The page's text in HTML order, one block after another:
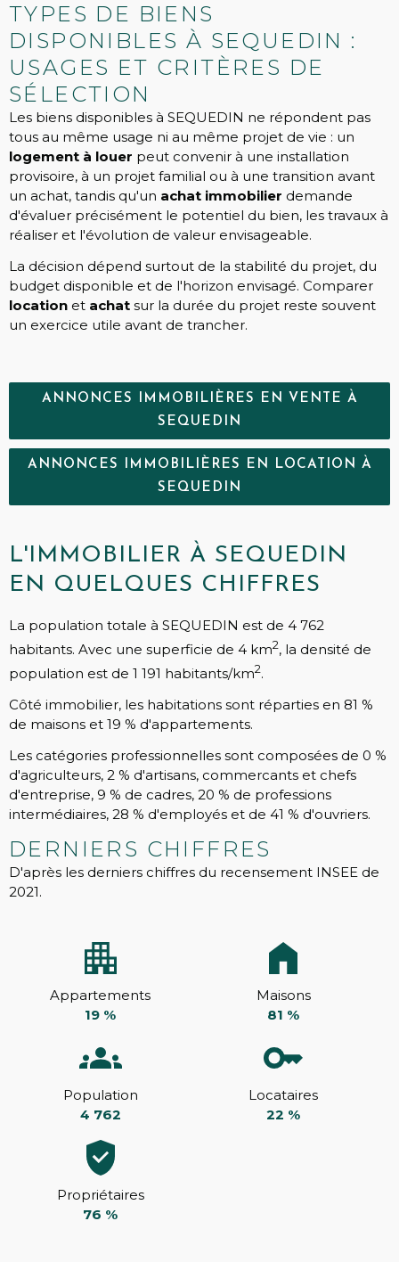
TYPES DE BIENS
DISPONIBLES À SEQUEDIN :
USAGES ET CRITÈRES DE
SÉLECTION
Les biens disponibles à SEQUEDIN ne répondent pas
tous au même usage ni au même projet de vie : un
logement à louer peut convenir à une installation
provisoire, à un projet familial ou à une transition avant
un achat, tandis qu'un achat immobilier demande
d'évaluer précisément le potentiel du bien, les travaux à
réaliser et l'évolution de valeur envisageable.
La décision dépend surtout de la stabilité du projet, du
budget disponible et de l'horizon envisagé. Comparer
location et achat sur la durée du projet reste souvent
un exercice utile avant de trancher.
ANNONCES IMMOBILIÈRES EN VENTE À
SEQUEDIN
ANNONCES IMMOBILIÈRES EN LOCATION À
SEQUEDIN
L'IMMOBILIER À SEQUEDIN
EN QUELQUES CHIFFRES
La population totale à SEQUEDIN est de 4 762
habitants. Avec une superficie de 4 km2, la densité de
population est de 1 191 habitants/km2.
Côté immobilier, les habitations sont réparties en 81 %
de maisons et 19 % d'appartements.
Les catégories professionnelles sont composées de 0 %
d'agriculteurs, 2 % d'artisans, commercants et chefs
d'entreprise, 9 % de cadres, 20 % de professions
intermédiaires, 28 % d'employés et de 41 % d'ouvriers.
DERNIERS CHIFFRES
D'après les derniers chiffres du recensement INSEE de
2021.
Appartements
19 %
Maisons
81 %
Population
4 762
Locataires
22 %
Propriétaires
76 %